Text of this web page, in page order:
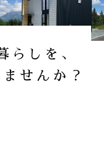
らしを、
せんか？